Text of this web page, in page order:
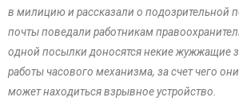
в милицию и рассказали о подозрительной
почты поведали работникам
одной посылки доносятся некие жужжащие
работы часового механизма, за счет чего
может находиться взрывное устройство.